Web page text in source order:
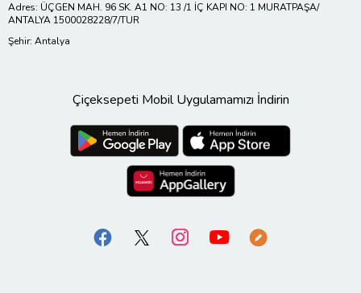
Adres: ÜÇGEN MAH. 96 SK. A1 NO: 13 /1 İÇ KAPI NO: 1 MURATPAŞA/
ANTALYA 1500028228/7/TUR
Şehir: Antalya
Çiçeksepeti Mobil Uygulamamızı İndirin